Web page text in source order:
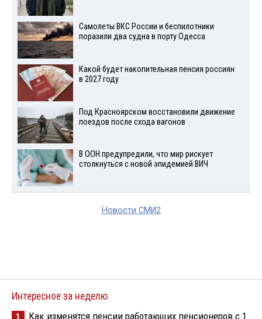
Самолеты ВКС России и беспилотники
поразили два судна в порту Одесса
Какой будет накопительная пенсия россиян
в 2027 году
Под Красноярском восстановили движение
поездов после схода вагонов
В ООН предупредили, что мир рискует
столкнуться с новой эпидемией ВИЧ
Новости СМИ2
Интересное за неделю
1
Как изменятся пенсии работающих пенсионеров с 1